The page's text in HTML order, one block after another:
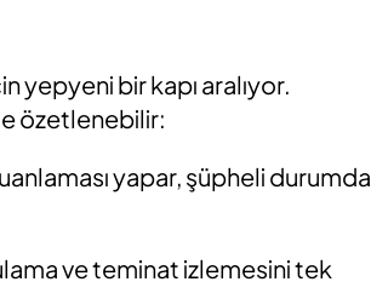
yepyeni bir kapı aralıyor.
özetlenebilir:
yapar, şüpheli durumda
ve teminat izlemesini tek